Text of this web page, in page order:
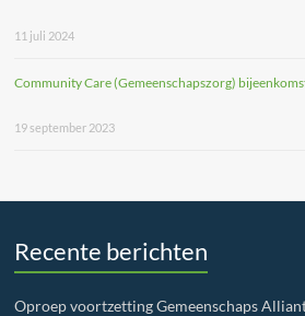
11 juli 2024
Community Care (Gemeenschapszorg)
19 september 2023
Recente berichten
Oproep voortzetting Gemeenschaps